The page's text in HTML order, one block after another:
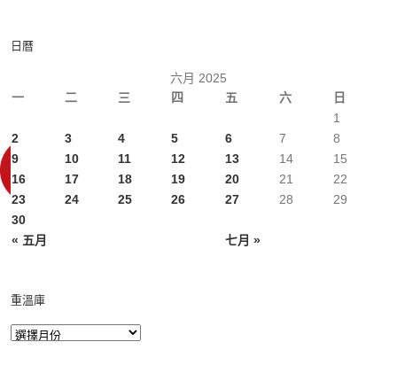
日曆
六月 2025
一
二 三 四 五 六 日
« 五月 七月 »
1
2
3 4 5 6 7
8
9
10 11 12 13 14
15
16
17 18 19 20 21
22
23
24 25 26 27 28
29
30
重溫庫